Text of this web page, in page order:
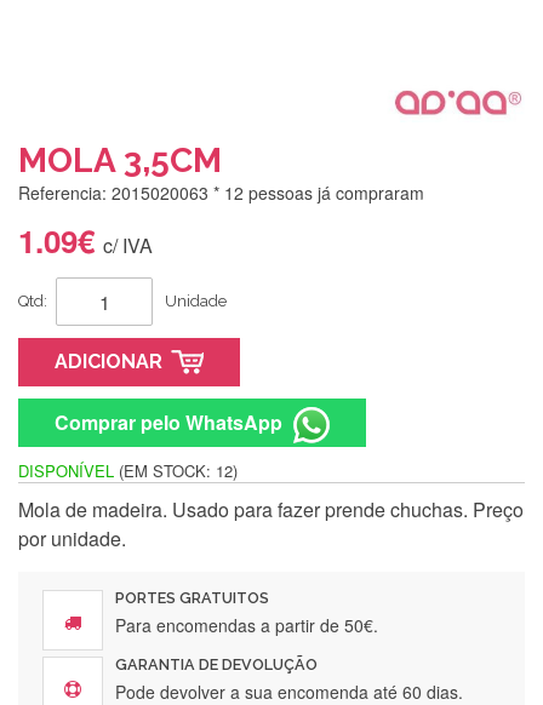
MOLA 3,5CM
Referencia: 2015020063 * 12 pessoas já compraram
1.09€ c/ IVA
Qtd: Unidade
ADICIONAR
Comprar pelo WhatsApp
DISPONÍVEL (EM STOCK: 12)
Mola de madeira. Usado para fazer prende chuchas. Preço
por unidade.
PORTES GRATUITOS
Para encomendas a partir de 50€.
GARANTIA DE DEVOLUÇÃO
Pode devolver a sua encomenda até 60 dias.
encomendar.
Silvia André